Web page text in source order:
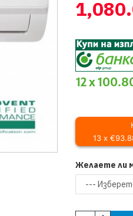
Желаете ли
12 x
13 x